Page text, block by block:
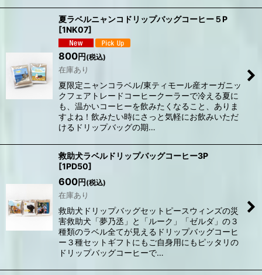
夏ラベルニャンコドリップバッグコーヒー５P
[1NK07]
800円(税込)
在庫あり
夏限定ニャンコラベル/東ティモール産オーガニッ
クフェアトレードコーヒークーラーで冷える夏に
も、温かいコーヒーを飲みたくなること、ありま
すよね！飲みたい時にさっと気軽にお飲みいただ
けるドリップバッグの期…
救助犬ラベルドリップバッグコーヒー3P
[1PD50]
600円(税込)
在庫あり
救助犬ドリップバッグセットピースウィンズの災
害救助犬「夢乃丞」と「ルーク」「ゼルダ」の３
種類のラベル全てが見えるドリップバッグコーヒ
ー３種セットギフトにもご自身用にもピッタリの
ドリップバッグコーヒーで…